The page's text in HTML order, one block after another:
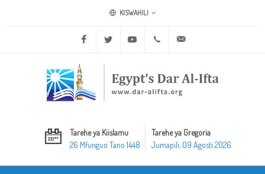
KISWAHILI
Facebook Twitter Youtube +20 2 25970400
Tarehe ya Kiislamu
26 Mfunguo Tano 1448
Tarehe ya Gregoria
Jumapili, 09 Agosti 2026